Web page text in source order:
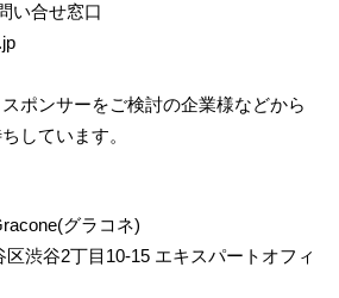
い合せ窓口
ポンサーをご検討の企業様などから
しています。
グラコネ)
渋谷2丁目10-15 エキスパートオフィ